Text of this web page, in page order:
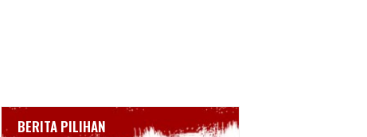
BERITA PILIHAN